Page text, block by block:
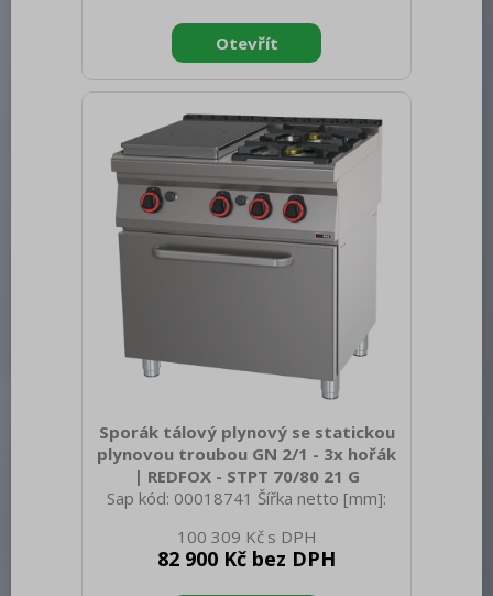
spotřebiče: Elektrické zařízení
Konstruční typ zařízení: Stacionární
Příkon elektrický [kW]: 13.130 Napájení:
ovládacích prvků: IP24 Vnější barva
zařízení: Nerezové Materiál: AISI 304
vrchní deska, AISI 430 opláštěn
Sporák tálový plynový se statickou
plynovou troubou GN 2/1 - 3x hořák
| REDFOX - STPT 70/80 21 G
Sap kód: 00018741 Šířka netto [mm]:
netto [mm]: 900 Hmotnost netto [kg]:
140.00 Šířka brutto [mm]: 840 Hloubka
100 309 Kč
82 900 Kč bez DPH